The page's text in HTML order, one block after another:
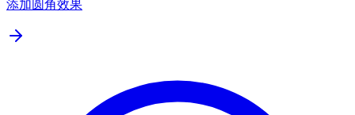
添加圆角效果